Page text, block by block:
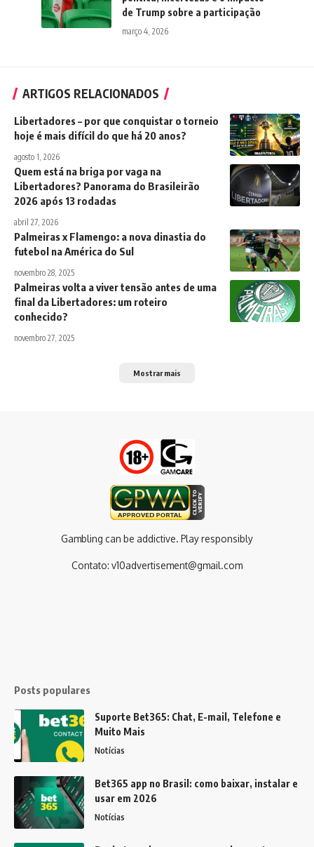
de Trump sobre a participação
março 4, 2026
ARTIGOS RELACIONADOS
Libertadores – por que conquistar o torneio
hoje é mais difícil do que há 20 anos?
agosto 1, 2026
Quem está na briga por vaga na
Libertadores? Panorama do Brasileirão
2026 após 13 rodadas
abril 27, 2026
Palmeiras x Flamengo: a nova dinastia do
futebol na América do Sul
novembro 28, 2025
Palmeiras volta a viver tensão antes de uma
final da Libertadores: um roteiro
conhecido?
novembro 27, 2025
Mostrar mais
Gambling can be addictive. Play responsibly
Contato: v10advertisement@gmail.com
Posts populares
Suporte Bet365: Chat, E-mail, Telefone e
Muito Mais
Notícias
Bet365 app no Brasil: como baixar, instalar e
usar em 2026
Notícias